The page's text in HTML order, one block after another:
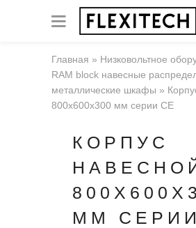
Главная » Низковольтное
RAM block навесные
металлические шкафы »
800x600x300 мм серии CE
КОРПУС
ММ СЕРИИ